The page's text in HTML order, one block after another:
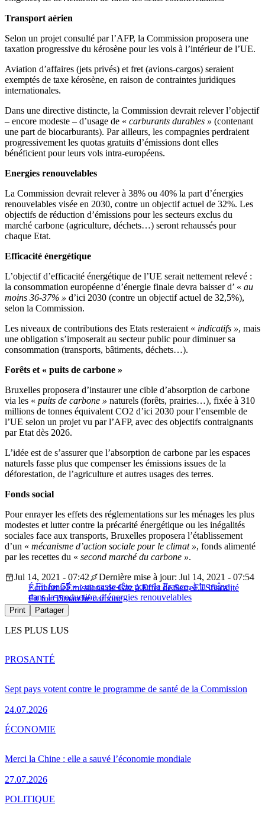
Transport aérien
Selon un projet consulté par l’AFP, la Commission proposera une
taxation progressive du kérosène pour les vols à l’intérieur de l’UE.
Aviation d’affaires (jets privés) et fret (avions-cargos) seraient
exemptés de taxe kérosène, en raison de contraintes juridiques
internationales.
Dans une directive distincte, la Commission devrait relever l’objectif
– encore modeste – d’usage de « carburants durables » (contenant
une part de biocarburants). Par ailleurs, les compagnies perdraient
progressivement les quotas gratuits d’émissions dont elles
bénéficient pour leurs vols intra-européens.
Energies renouvelables
La Commission devrait relever à 38% ou 40% la part d’énergies
renouvelables visée en 2030, contre un objectif actuel de 32%. Les
objectifs de réduction d’émissions pour les secteurs exclus du
marché carbone (agriculture, déchets…) seront rehaussés pour
chaque Etat.
Efficacité énergétique
L’objectif d’efficacité énergétique de l’UE serait nettement relevé :
la consommation européenne d’énergie finale devra baisser d’ « au
moins 36-37% » d’ici 2030 (contre un objectif actuel de 32,5%),
selon la Commission.
Les niveaux de contributions des Etats resteraient « indicatifs », mais
une obligation s’imposerait au secteur public pour diminuer sa
consommation (transports, bâtiments, déchets…).
Forêts et « puits de carbone »
Bruxelles proposera d’instaurer une cible d’absorption de carbone
via les « puits de carbone » naturels (forêts, prairies…), fixée à 310
millions de tonnes équivalent CO2 d’ici 2030 pour l’ensemble de
l’UE selon un projet vu par l’AFP, avec des objectifs contraignants
par Etat dès 2026.
L’idée est de s’assurer que l’absorption de carbone par les espaces
naturels fasse plus que compenser les émissions issues de la
déforestation, de l’agriculture et autres usages des terres.
Fonds social
Pour enrayer les effets des réglementations sur les ménages les plus
modestes et lutter contre la précarité énergétique ou les inégalités
sociales face aux transports, Bruxelles proposera l’établissement
d’un « mécanisme d’action sociale pour le climat », fonds alimenté
par les recettes du « second marché du carbone ».
« Fit for 55 » : un casse-tête pour la France, à la traîne
dans la production d’énergies renouvelables
Jul 14, 2021 - 07:42
Dernière mise à jour: Jul 14, 2021 - 07:54
ÉconomieÉmissions de Gaz à Effet de SerreETSfiscalité
Fit for 55marché carbone
Print Partager
LES PLUS LUS
Sept pays votent contre le programme de santé de la Commission
24.07.2026
PROSANTÉ
Merci la Chine : elle a sauvé l’économie mondiale
27.07.2026
ÉCONOMIE
POLITIQUE